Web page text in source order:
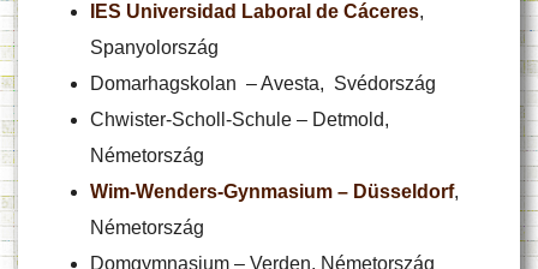
IES Universidad Laboral de Cáceres,
Spanyolország
Domarhagskolan – Avesta, Svédország
Chwister-Scholl-Schule – Detmold,
Németország
Wim-Wenders-Gynmasium – Düsseldorf,
Németország
Domgymnasium – Verden, Németország